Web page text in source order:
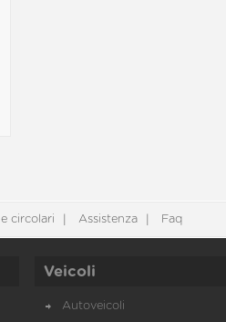
circolari Assistenza Faq
Veicoli
Autoveicoli